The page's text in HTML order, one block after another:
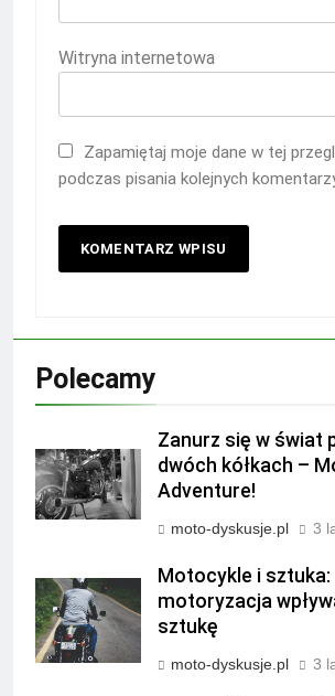
Witryna internetowa
Zapamiętaj moje dane w tej
podczas pisania kolejnych
Polecamy
Zanurz się w świat
dwóch kółkach –
Adventure!
moto-dyskusje.pl 3
Motocykle i sztuka:
motoryzacja
sztukę
moto-dyskusje.pl 3